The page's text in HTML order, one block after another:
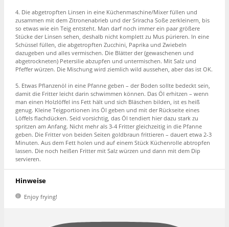
4. Die abgetropften Linsen in eine Küchenmaschine/Mixer füllen und
zusammen mit dem Zitronenabrieb und der Sriracha Soße zerkleinern, bis
so etwas wie ein Teig entsteht. Man darf noch immer ein paar größere
Stücke der Linsen sehen, deshalb nicht komplett zu Mus pürieren. In eine
Schüssel füllen, die abgetropften Zucchini, Paprika und Zwiebeln
dazugeben und alles vermischen. Die Blätter der (gewaschenen und
abgetrockneten) Petersilie abzupfen und untermischen. Mit Salz und
Pfeffer würzen. Die Mischung wird ziemlich wild aussehen, aber das ist OK.
5. Etwas Pflanzenöl in eine Pfanne geben – der Boden sollte bedeckt sein,
damit die Fritter leicht darin schwimmen können. Das Öl erhitzen – wenn
man einen Holzlöffel ins Fett hält und sich Bläschen bilden, ist es heiß
genug. Kleine Teigportionen ins Öl geben und mit der Rückseite eines
Löffels flachdücken. Seid vorsichtig, das Öl tendiert hier dazu stark zu
spritzen am Anfang. Nicht mehr als 3-4 Fritter gleichzeitig in die Pfanne
geben. Die Fritter von beiden Seiten goldbraun frittieren – dauert etwa 2-3
Minuten. Aus dem Fett holen und auf einem Stück Küchenrolle abtropfen
lassen. Die noch heißen Fritter mit Salz würzen und dann mit dem Dip
servieren.
Hinweise
Enjoy frying!